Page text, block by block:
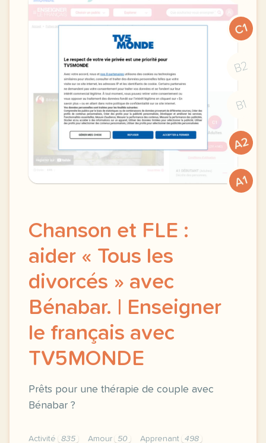
C1
B2
B1
A2
A1
Chanson et FLE :
aider « Tous les
divorcés » avec
Bénabar. | Enseigner
le français avec
TV5MONDE
Prêts pour une thérapie de couple avec
Bénabar ?
Activité 835 Amour 50 Apprenant
498